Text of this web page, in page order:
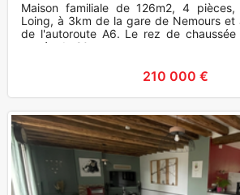
Maison familiale de 126m2, 4
Loing, à 3km de la gare de Nemours
de l'autoroute A6. Le rez de chaussée
entrée de 20
210 000 €